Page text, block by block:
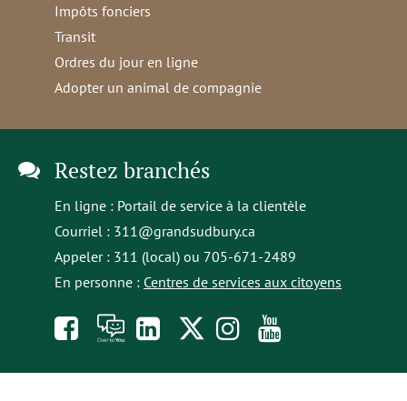
Impôts fonciers
Transit
Ordres du jour en ligne
Adopter un animal de compagnie
Restez branchés
En ligne : Portail de service à la clientèle
Courriel : 311@grandsudbury.ca
Appeler : 311 (local) ou 705-671-2489
En personne : Centres de services aux citoyens
Like
us
À
toi
opens
in
Follow
us
Follow
us to